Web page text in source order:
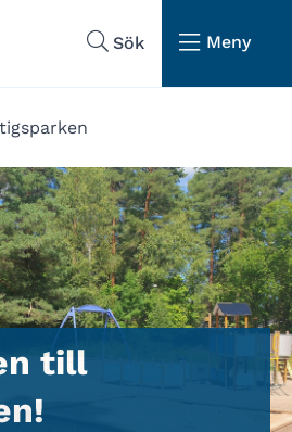
Sök
Meny
till